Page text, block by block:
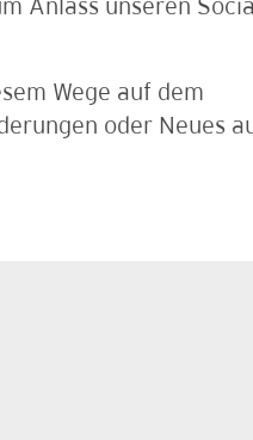
Anlass unseren Social
Wege auf dem
oder Neues